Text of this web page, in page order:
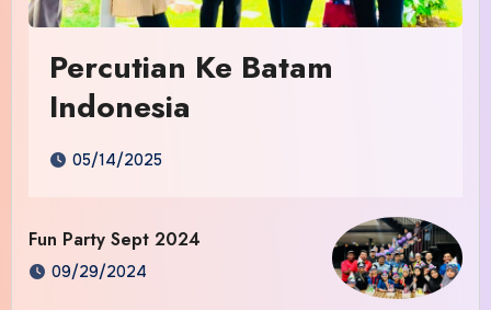
Percutian Ke Batam
Indonesia
05/14/2025
Fun Party Sept 2024
09/29/2024